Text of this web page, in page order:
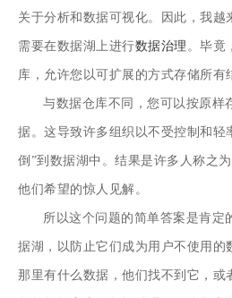
关于分析和数据可视化。因此，我越
需要在数据湖上进行数据治理 。毕竟
库，允许您以可扩展的方式存储所有
与数据仓库不同，您可以按原样
据。这导致许多组织以不受控制和轻
倒”到数据湖中。结果是许多人称之
他们希望的惊人见解。
所以这个问题的简单答案是肯定
据湖，以防止它们成为用户不使用的
那里有什么数据，他们找不到它，或